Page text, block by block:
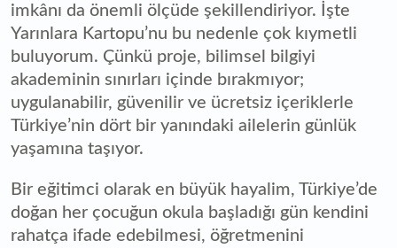
imkânı da önemli ölçüde şekillendiriyor. İşte
Yarınlara Kartopu’nu bu nedenle çok kıymetli
buluyorum. Çünkü proje, bilimsel bilgiyi
akademinin sınırları içinde bırakmıyor;
uygulanabilir, güvenilir ve ücretsiz içeriklerle
Türkiye’nin dört bir yanındaki ailelerin günlük
yaşamına taşıyor.
Bir eğitimci olarak en büyük hayalim, Türkiye’de
doğan her çocuğun okula başladığı gün kendini
rahatça ifade edebilmesi, öğretmenini